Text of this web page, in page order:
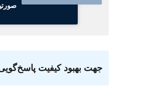
جهت بهبود کیفیت پاسخ‌گویی